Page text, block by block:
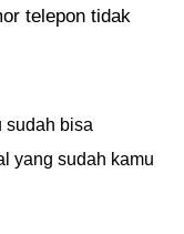
telepon tidak
sudah bisa
yang sudah kamu